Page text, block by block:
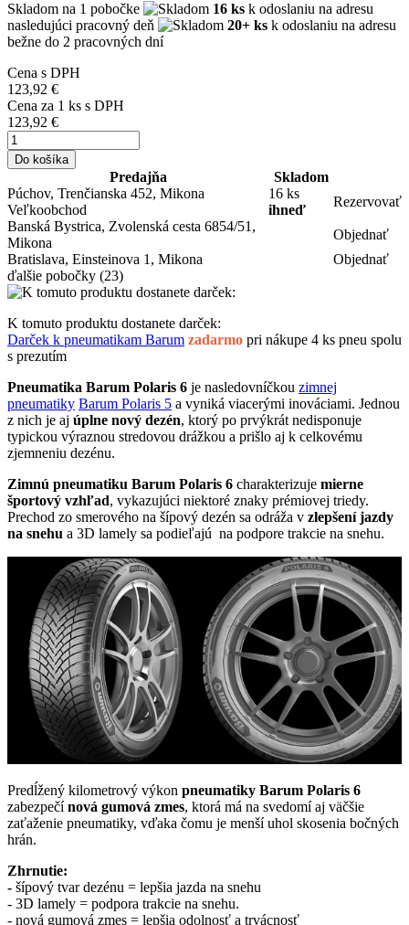
Skladom na 1 pobočke 16 ks k odoslaniu na adresu
nasledujúci pracovný deň
20+ ks k odoslaniu na adresu
bežne do 2 pracovných dní
Cena s DPH
123,92 €
Cena za 1 ks s DPH
123,92 €
Do košíka
Predajňa
Skladom
Púchov, Trenčianska 452, Mikona
Veľkoobchod
16 ks
ihneď
Rezervovať
Banská Bystrica, Zvolenská cesta 6854/51,
Mikona
Objednať
Bratislava, Einsteinova 1, Mikona
Objednať
ďalšie pobočky (23)
K tomuto produktu dostanete darček:
Darček k pneumatikam Barum zadarmo pri nákupe 4 ks pneu spolu
s prezutím
Pneumatika Barum Polaris 6 je nasledovníčkou zimnej
pneumatiky Barum Polaris 5 a vyniká viacerými inováciami. Jednou
z nich je aj úplne nový dezén, ktorý po prvýkrát nedisponuje
typickou výraznou stredovou drážkou a prišlo aj k celkovému
zjemneniu dezénu.
Zimnú pneumatiku Barum Polaris 6 charakterizuje mierne
športový vzhľad, vykazujúci niektoré znaky prémiovej triedy.
Prechod zo smerového na šípový dezén sa odráža v zlepšení jazdy
na snehu a 3D lamely sa podieľajú na podpore trakcie na snehu.
Predĺžený kilometrový výkon pneumatiky Barum Polaris 6
zabezpečínová gumová zmes, ktorá má na svedomí aj väčšie
zaťaženie pneumatiky, vďaka čomu je menší uhol skosenia bočných
hrán.
Zhrnutie:
- šípový tvar dezénu = lepšia jazda na snehu
- 3D lamely = podpora trakcie na snehu.
- nová gumová zmes = lepšia odolnosť a trvácnosť